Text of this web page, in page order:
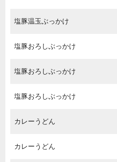
塩豚温玉ぶっかけ
塩豚おろしぶっかけ
塩豚おろしぶっかけ
塩豚おろしぶっかけ
カレーうどん
カレーうどん